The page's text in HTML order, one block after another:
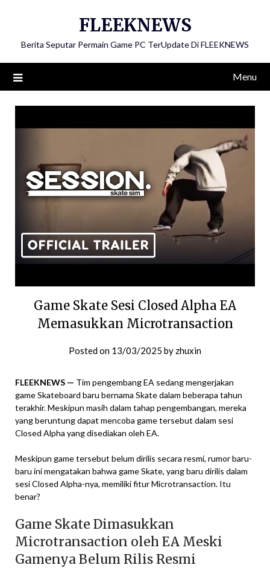
FLEEKNEWS
Berita Seputar Permain Game PC TerUpdate Di FLEEKNEWS
Menu
Game Skate Sesi Closed Alpha EA
Memasukkan Microtransaction
Posted on 13/03/2025 by zhuxin
FLEEKNEWS — Tim pengembang EA sedang mengerjakan
game Skateboard baru bernama Skate dalam beberapa tahun
terakhir. Meskipun masih dalam tahap pengembangan, mereka
yang beruntung dapat mencoba game tersebut dalam sesi
Closed Alpha yang disediakan oleh EA.
Meskipun game tersebut belum dirilis secara resmi, rumor baru-
baru ini mengatakan bahwa game Skate, yang baru dirilis dalam
sesi Closed Alpha-nya, memiliki fitur Microtransaction. Itu
benar?
Game Skate Dimasukkan
Microtransaction oleh EA Meski
Gamenya Belum Rilis Resmi